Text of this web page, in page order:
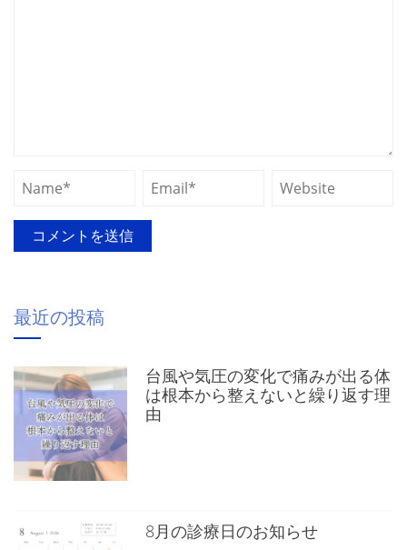
最近の投稿
台風や気圧の変化で痛みが出る体
は根本から整えないと繰り返す理
由
8月の診療日のお知らせ